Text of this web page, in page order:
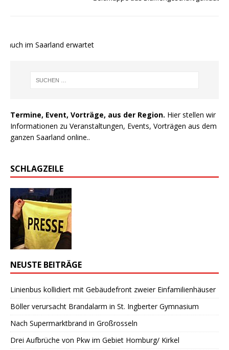
im Saarland erwartet
Termine, Event, Vorträge, aus der Region. Hier stellen wir
Informationen zu Veranstaltungen, Events, Vorträgen aus dem
ganzen Saarland online..
SCHLAGZEILE
NEUSTE BEITRÄGE
Linienbus kollidiert mit Gebäudefront zweier Einfamilienhäuser
Böller verursacht Brandalarm in St. Ingberter Gymnasium
Nach Supermarktbrand in Großrosseln
Drei Aufbrüche von Pkw im Gebiet Homburg/ Kirkel